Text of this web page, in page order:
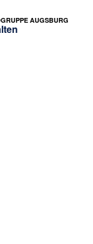
AUGSBURG